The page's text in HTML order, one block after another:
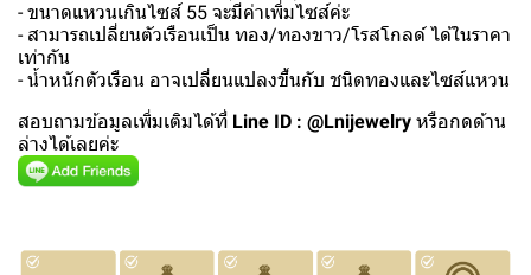
- ขนาดแหวนเกินไซส์ 55 จะมีค่าเพิ่มไซส์ค่ะ
- สามารถเปลี่ยนตัวเรือนเป็น ทอง/ทองขาว/โรสโกลด์ ได้ในราคา
เท่ากัน
- น้ำหนักตัวเรือน อาจเปลี่ยนแปลงขึ้นกับ ชนิดทองและไซส์แหวน
สอบถามข้อมูลเพิ่มเติมได้ที่ Line ID : @Lnijewelry หรือกดด้าน
ล่างได้เลยค่ะ